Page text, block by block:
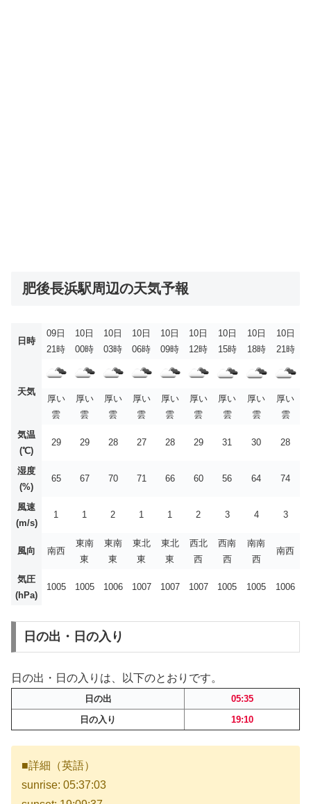
肥後長浜駅周辺の天気予報
日時
09日
21時
10日
00時
10日
03時
10日
06時
10日
09時
10日
12時
10日
15時
10日
18時
10日
21時
天気
厚い
雲
厚い
雲
厚い
雲
厚い
雲
厚い
雲
厚い
雲
厚い
雲
厚い
雲
厚い
雲
気温
(℃)
29 29 28 27 28 29 31 30 28
湿度
(%)
65 67 70 71 66 60 56 64 74
風速
(m/s)
1 1 2 1 1 2 3 4 3
風向 南西
東南
東
東南
東
東北
東
東北
東
西北
西
西南
西
南南
西
南西
気圧
(hPa)
1005 1005 1006 1007 1007 1007 1005 1005 1006
日の出・日の入り
日の出・日の入りは、以下のとおりです。
日の出
05:35
日の入り
19:10
■詳細（英語）
sunrise: 05:37:03